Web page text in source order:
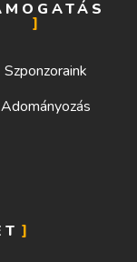
Szponzoraink
Adományozás